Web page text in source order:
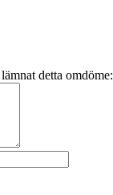
detta omdöme: